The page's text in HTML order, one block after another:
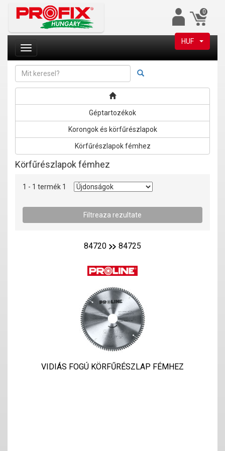
0
HUF
Géptartozékok
Korongok és körfűrészlapok
Körfűrészlapok fémhez
Körfűrészlapok fémhez
1 - 1 termék 1
84720 84725
VIDIÁS FOGÚ KÖRFŰRÉSZLAP FÉMHEZ